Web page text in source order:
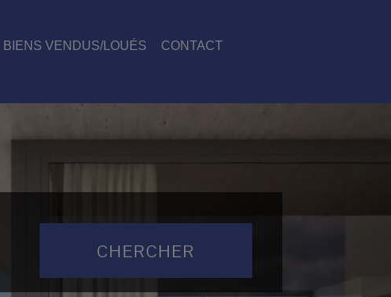
BIENS VENDUS/LOUÉS CONTACT